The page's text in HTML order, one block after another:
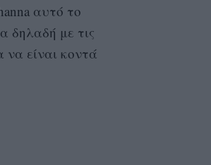
αυτό το
δηλαδή με τις
είναι κοντά